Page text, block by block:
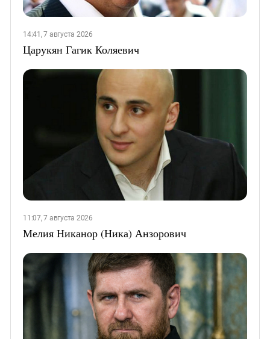
14:41, 7 августа 2026
Царукян Гагик Коляевич
11:07, 7 августа 2026
Мелия Никанор (Ника) Анзорович